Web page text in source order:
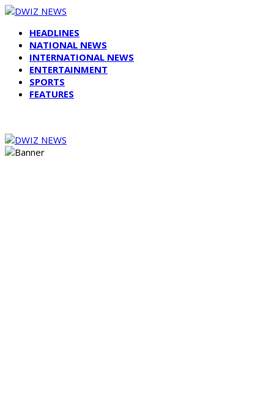
HEADLINES
NATIONAL NEWS
INTERNATIONAL NEWS
ENTERTAINMENT
SPORTS
FEATURES